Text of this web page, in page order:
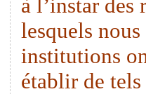
à l’instar des
lesquels
institutions
établir de tels